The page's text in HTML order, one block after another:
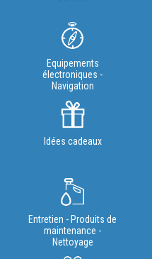
Equipements
électroniques -
Navigation
Idées cadeaux
Entretien - Produits de
maintenance -
Nettoyage